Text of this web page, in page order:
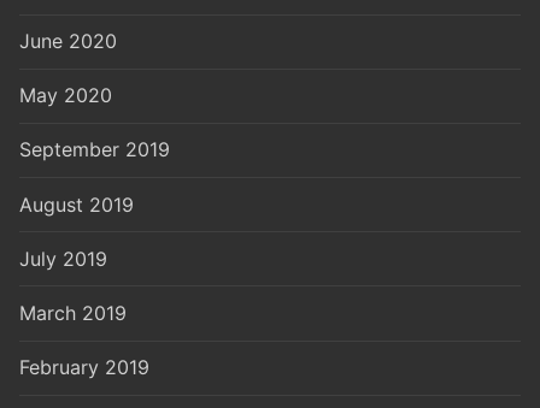
June 2020
May 2020
September 2019
August 2019
July 2019
March 2019
February 2019